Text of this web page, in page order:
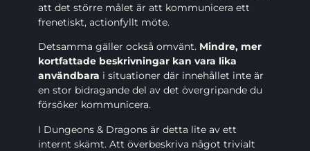
att det större målet är att kommunicera ett
frenetiskt, actionfyllt möte.
Detsamma gäller också omvänt. Mindre, mer
kortfattade beskrivningar kan vara lika
användbara i situationer där innehållet inte är
en stor bidragande del av det övergripande du
försöker kommunicera.
I Dungeons & Dragons är detta lite av ett
internt skämt. Att överbeskriva något trivialt